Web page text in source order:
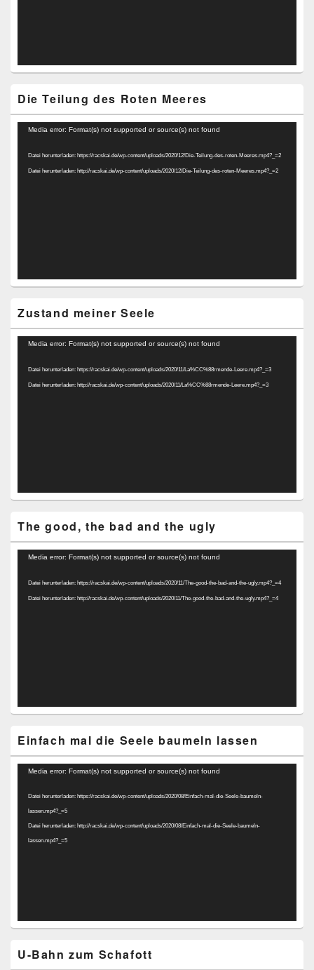
Die Teilung des Roten Meeres
Video-
Media error: Format(s) not supported or source(s) not found
Datei herunterladen: https://racskai.de/wp-content/uploads/2020/12/Die-Teilung-des-roten-Meeres.mp4?_=2
Datei herunterladen: http://racskai.de/wp-content/uploads/2020/12/Die-Teilung-des-roten-Meeres.mp4?_=2
Zustand meiner Seele
Video-
Media error: Format(s) not supported or source(s) not found
Datei herunterladen: https://racskai.de/wp-content/uploads/2020/11/La%CC%88rmende-Leere.mp4?_=3
Datei herunterladen: http://racskai.de/wp-content/uploads/2020/11/La%CC%88rmende-Leere.mp4?_=3
The good, the bad and the ugly
Video-
Media error: Format(s) not supported or source(s) not found
Datei herunterladen: https://racskai.de/wp-content/uploads/2020/11/The-good-the-bad-and-the-ugly.mp4?_=4
Datei herunterladen: http://racskai.de/wp-content/uploads/2020/11/The-good-the-bad-and-the-ugly.mp4?_=4
Einfach mal die Seele baumeln lassen
Video-
Media error: Format(s) not supported or source(s) not found
Datei herunterladen: https://racskai.de/wp-content/uploads/2020/08/Einfach-mal-die-Seele-baumeln-
lassen.mp4?_=5
Datei herunterladen: http://racskai.de/wp-content/uploads/2020/08/Einfach-mal-die-Seele-baumeln-
lassen.mp4?_=5
U-Bahn zum Schafott